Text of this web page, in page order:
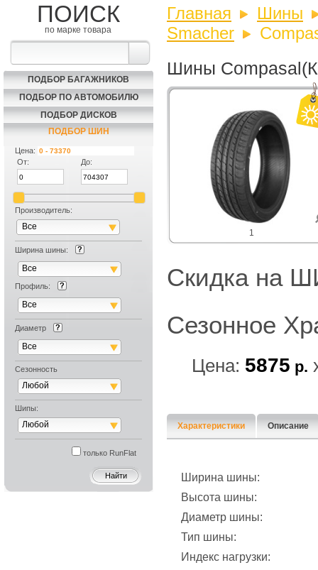
ПОИСК
по марке товара
ПОДБОР БАГАЖНИКОВ
ПОДБОР ПО АВТОМОБИЛЮ
ПОДБОР ДИСКОВ
ПОДБОР ШИН
Цена:
От:
До:
Производитель:
Все
Ширина шины:
Все
Профиль:
Все
Диаметр
Все
Сезонность
Любой
Шипы:
Любой
только RunFlat
Главная
Шины
Smacher
Шины
1
Скидка на
Сезонное
Цена: 5875 р.
Характеристики Описание
Ширина шины:
Высота шины:
Диаметр шины:
Тип шины:
Индекс нагрузки: